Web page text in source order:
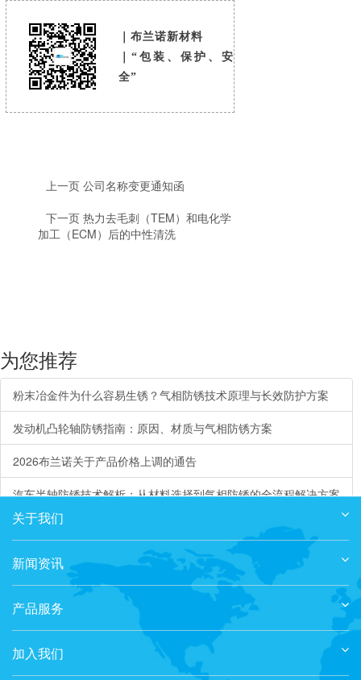
｜布兰诺新材料
｜“包装、保护、安
全”
上一页公司名称变更通知函
下一页热力去毛刺（TEM）和电化学
加工（ECM）后的中性清洗
为您推荐
粉末冶金件为什么容易生锈？气相防锈技术原理与长效防护方案
发动机凸轮轴防锈指南：原因、材质与气相防锈方案
2026布兰诺关于产品价格上调的通告
汽车半轴防锈技术解析：从材料选择到气相防锈的全流程解决方案
热力去毛刺（TEM）和电化学加工（ECM）后的中性清洗
关于我们
新闻资讯
产品服务
加入我们